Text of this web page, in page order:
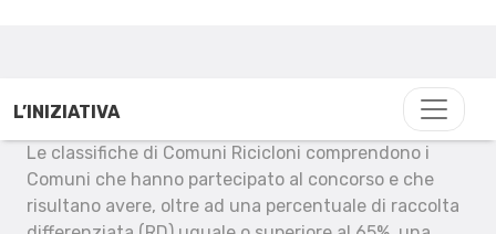
L’INIZIATIVA
Le classifiche di Comuni Ricicloni comprendono i
Comuni che hanno partecipato al concorso e che
risultano avere, oltre ad una percentuale di raccolta